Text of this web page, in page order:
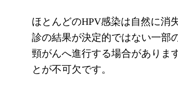
ほとんどのHPV感染は自然に消
診の結果が決定的ではない一部
頸がんへ進行する場合がありま
とが不可欠です。